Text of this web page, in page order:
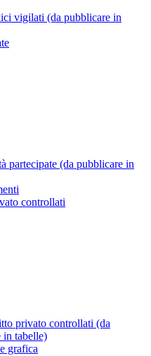
vigilati (da pubblicare in
partecipate (da pubblicare in
controllati
privato controllati (da
in tabelle)
grafica